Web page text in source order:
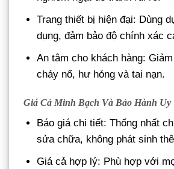
Trang thiết bị hiện đại: Dùng
dụng, đảm bảo độ chính xác
An tâm cho khách hàng:
cháy nổ, hư hỏng và tai nạn.
Giá Cả Minh Bạch Và Bảo Hành Uy
Báo giá chi tiết: Thống nhất
sửa chữa, không phát sinh
Giá cả hợp lý: Phù hợp với